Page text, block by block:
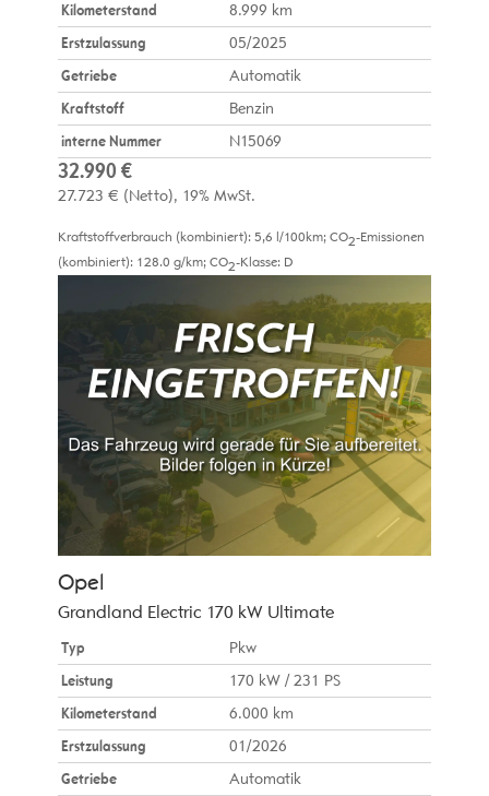
Kilometerstand
8.999 km
Erstzulassung
05/2025
Getriebe
Automatik
Kraftstoff
Benzin
interne Nummer
N15069
32.990 €
27.723 € (Netto) 19% MwSt.
Kraftstoffverbrauch (kombiniert): 5,6 l/100km; CO2-Emissionen
(kombiniert): 128.0 g/km; CO2-Klasse: D
Opel
Grandland Electric 170 kW Ultimate
Typ
Pkw
Leistung
170 kW / 231 PS
Kilometerstand
6.000 km
Erstzulassung
01/2026
Getriebe
Automatik